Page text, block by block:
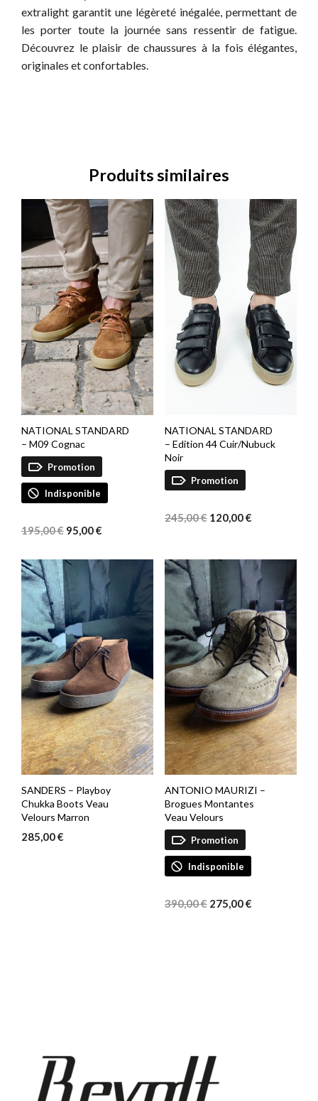
extralight garantit une légèreté inégalée, permettant de
les porter toute la journée sans ressentir de fatigue.
Découvrez le plaisir de chaussures à la fois élégantes,
originales et confortables.
Produits similaires
NATIONAL STANDARD
– M09 Cognac
Promotion
Indisponible
195,00€ prix
195,00 €.
95,00€
95,00 €.
NATIONAL STANDARD
– Edition 44 Cuir/Nubuck
Noir
Promotion
245,00€ prix
120,00€prix
SANDERS – Playboy
Chukka Boots Veau
Velours Marron
285,00€
ANTONIO MAURIZI –
Brogues Montantes
Veau Velours
Promotion
Indisponible
390,00€ prix
275,00€prix